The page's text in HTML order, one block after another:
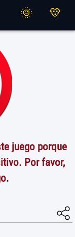
juego porque
Por favor,